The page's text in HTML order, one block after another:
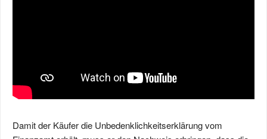
Damit der Käufer die Unbedenklichkeitserklärung vom